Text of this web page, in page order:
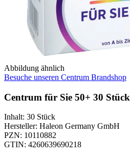
Abbildung ähnlich
Besuche unseren Centrum Brandshop
Centrum für Sie 50+ 30 Stück
Inhalt: 30 Stück
Hersteller: Haleon Germany GmbH
PZN: 10110882
GTIN: 4260639690218